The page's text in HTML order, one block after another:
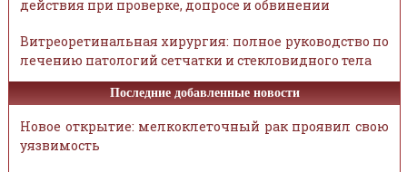
действия при проверке, допросе и обвинении
Витреоретинальная хирургия: полное руководство по
лечению патологий сетчатки и стекловидного тела
Последние добавленные новости
Новое открытие: мелкоклеточный рак проявил свою
уязвимость